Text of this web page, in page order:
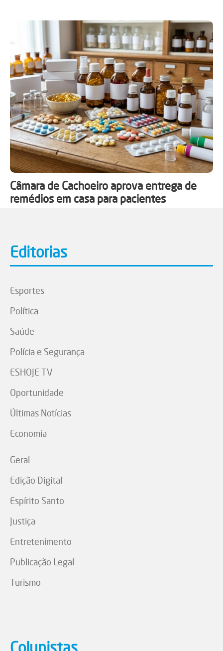
Câmara de Cachoeiro aprova entrega de
remédios em casa para pacientes
Editorias
Esportes
Política
Saúde
Polícia e Segurança
ESHOJE TV
Oportunidade
Últimas Notícias
Economia
Geral
Edição Digital
Espírito Santo
Justiça
Entretenimento
Publicação Legal
Turismo
Colunistas